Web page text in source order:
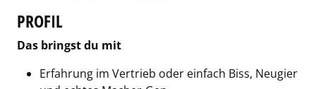
PROFIL
Das bringst du mit
Erfahrung im Vertrieb oder einfach Biss, Neugier